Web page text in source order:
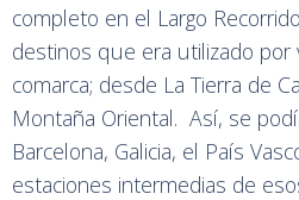
completo en el Largo
destinos que era utilizado por
comarca; desde La Tierra de
Montaña Oriental. Así, se
Barcelona, Galicia, el País
estaciones intermedias de